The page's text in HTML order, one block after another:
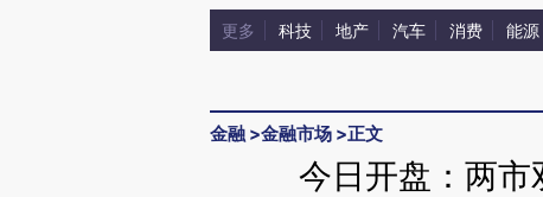
更多 科技 地产 汽车 消费 能源
金融 >金融市场 >正文
今日开盘：两